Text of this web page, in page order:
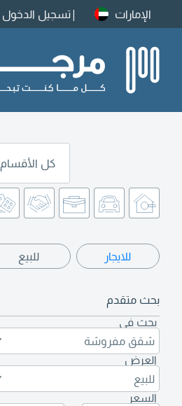
الإمارات تسجيل الدخول
كل الأقسام
للايجار للبيع
بحث متقدم
بحث في
شقق مفروشة
العرض
للبيع
السعر